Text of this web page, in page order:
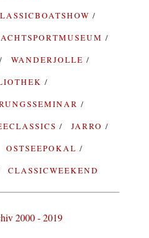
WANDERJOLLE
JARRO
OSTSEEPOKAL
CLASSICWEEKEND
2000 - 2019